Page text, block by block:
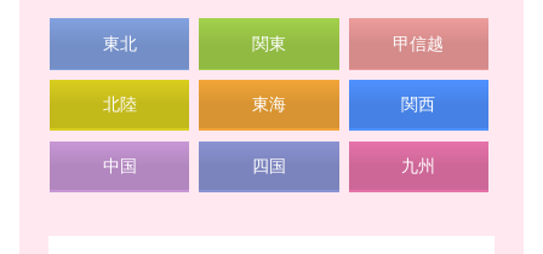
東北 関東 甲信越
北陸 東海 関西
中国 四国 九州